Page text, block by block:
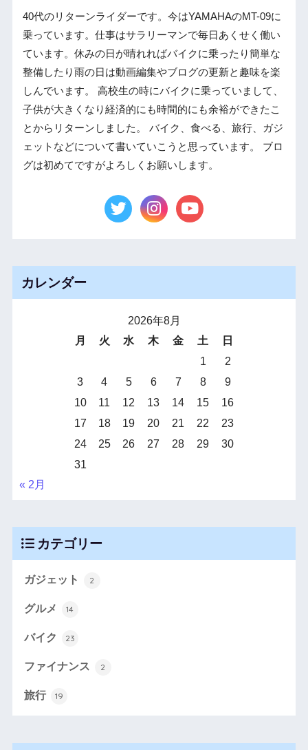
40代のリターンライダーです。今はYAMAHAのMT-09に
乗っています。仕事はサラリーマンで毎日あくせく働い
ています。休みの日が晴れればバイクに乗ったり簡単な
整備したり雨の日は動画編集やブログの更新と趣味を楽
しんでいます。 高校生の時にバイクに乗っていまして、
子供が大きくなり経済的にも時間的にも余裕ができたこ
とからリターンしました。 バイク、食べる、旅行、ガジ
ェットなどについて書いていこうと思っています。 ブロ
グは初めてですがよろしくお願いします。
カレンダー
2026年8月
月
火 水 木 金 土
日
1
2
3
4 5 6 7 8
9
10
11 12 13 14 15
16
17
18 19 20 21 22
23
24
25 26 27 28 29
30
31
« 2月
カテゴリー
ガジェット 2
グルメ 14
バイク 23
ファイナンス 2
旅行 19